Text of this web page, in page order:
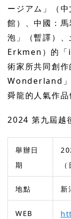
ージアム」（
館）、中國：
泡」（暫譯）
Erkmen）的
術家所共同創
Wonderland」
舜龍的人氣作品
2024 第九屆越
舉辦日
期
地點 新
WEB